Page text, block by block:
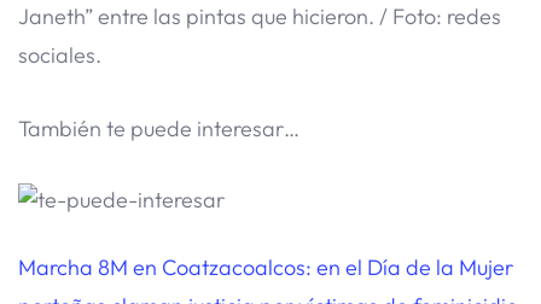
Janeth” entre las pintas que hicieron. / Foto: redes
sociales.
También te puede interesar…
Marcha 8M en Coatzacoalcos: en el Día de la Mujer